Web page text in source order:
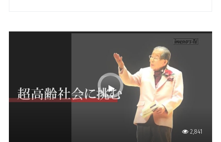
2,841